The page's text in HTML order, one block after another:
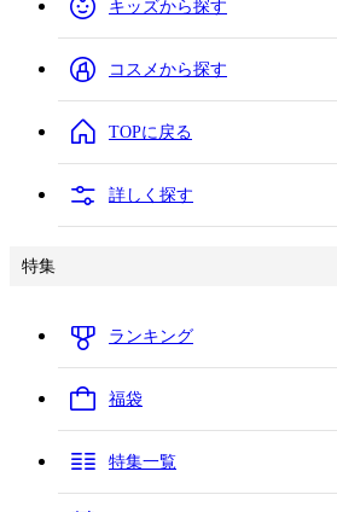
キッズから探す
コスメから探す
TOPに戻る
詳しく探す
特集
ランキング
福袋
特集一覧